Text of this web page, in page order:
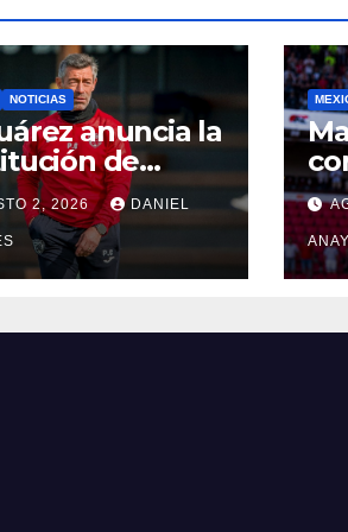
NOTICIAS
anuncia la
de
Caixinha
2, 2026 DANIEL